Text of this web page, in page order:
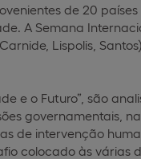
de 20
A Semana
Lispolis,
e o Futuro”, são
governamentais,
de intervenção
colocado às várias